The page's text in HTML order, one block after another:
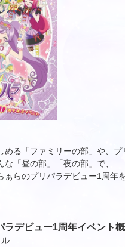
める「ファミリーの部」や、プ
な「昼の部」「夜の部」で、
ぁらのプリパラデビュー1周年
ラデビュー1周年イベント